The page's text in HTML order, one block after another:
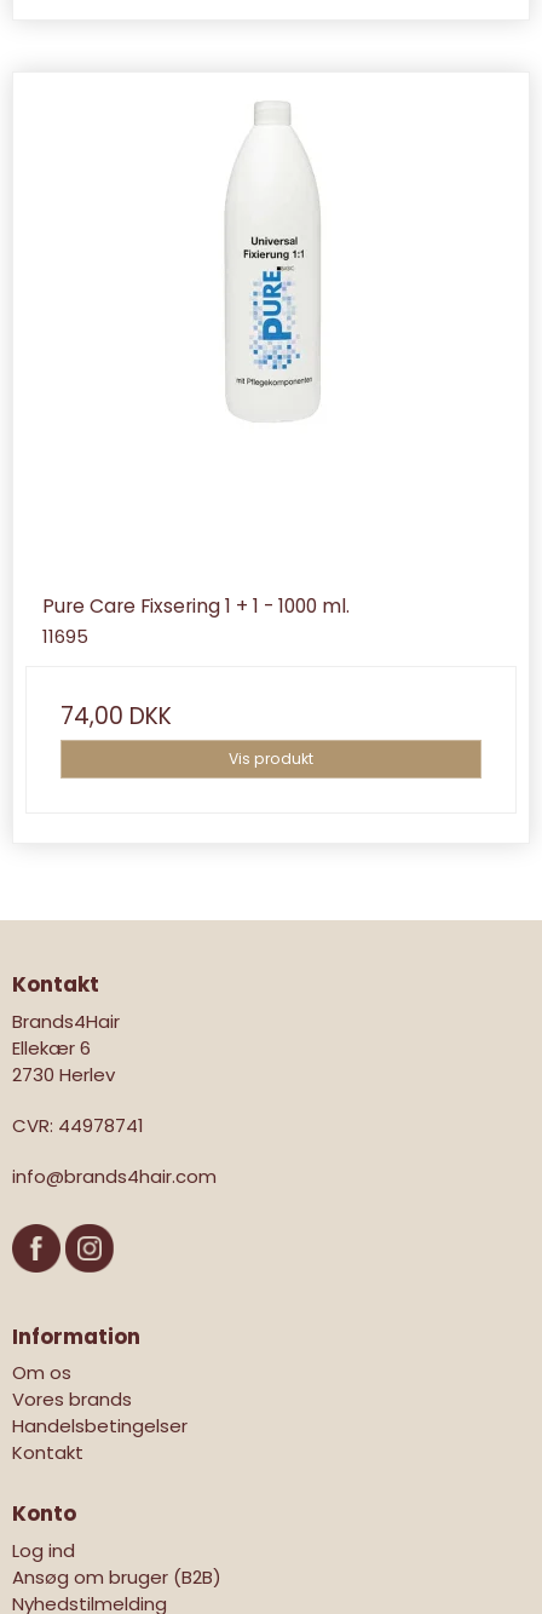
Pure Care Fixsering 1 + 1 - 1000 ml.
11695
74,00 DKK
Vis produkt
Kontakt
Brands4Hair
Ellekær 6
2730 Herlev
CVR: 44978741
info@brands4hair.com
Information
Om os
Vores brands
Handelsbetingelser
Kontakt
Konto
Log ind
Ansøg om bruger (B2B)
Nyhedstilmelding